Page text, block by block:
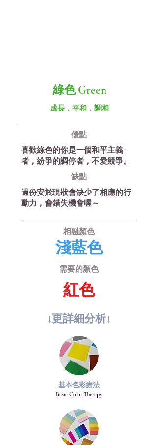
綠色 Green
成長，平和，調和
優​點
喜歡綠色的你是一個和平主義
者，紛爭的調停者，不愛競爭。
缺​點
過份安於現狀會缺少了相應的行
動力，會錯失機會喔～
相融顏色
淺藍色
需要的顏色
紅色
↓更詳​細分析↓
基本色彩療法
Basic Color Therapy